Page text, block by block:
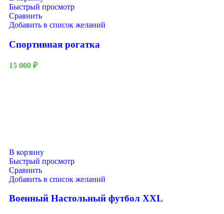
Быстрый просмотр
Сравнить
Добавить в список желаний
Спортивная рогатка
15 000 ₽
В корзину
Быстрый просмотр
Сравнить
Добавить в список желаний
Военный Настольный футбол XXL